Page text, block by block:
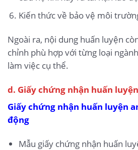
Kiến thức về bảo vệ môi
Ngoài ra, nội dung huấn luyện
chỉnh phù hợp với từng loại
làm việc cụ thể.
d. Giấy chứng nhận huấn
Giấy chứng nhận huấn luyện
động
Mẫu giấy chứng nhận huấn